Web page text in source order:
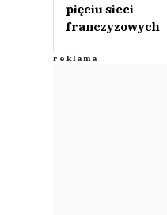
pięciu sieci
franczyzowych